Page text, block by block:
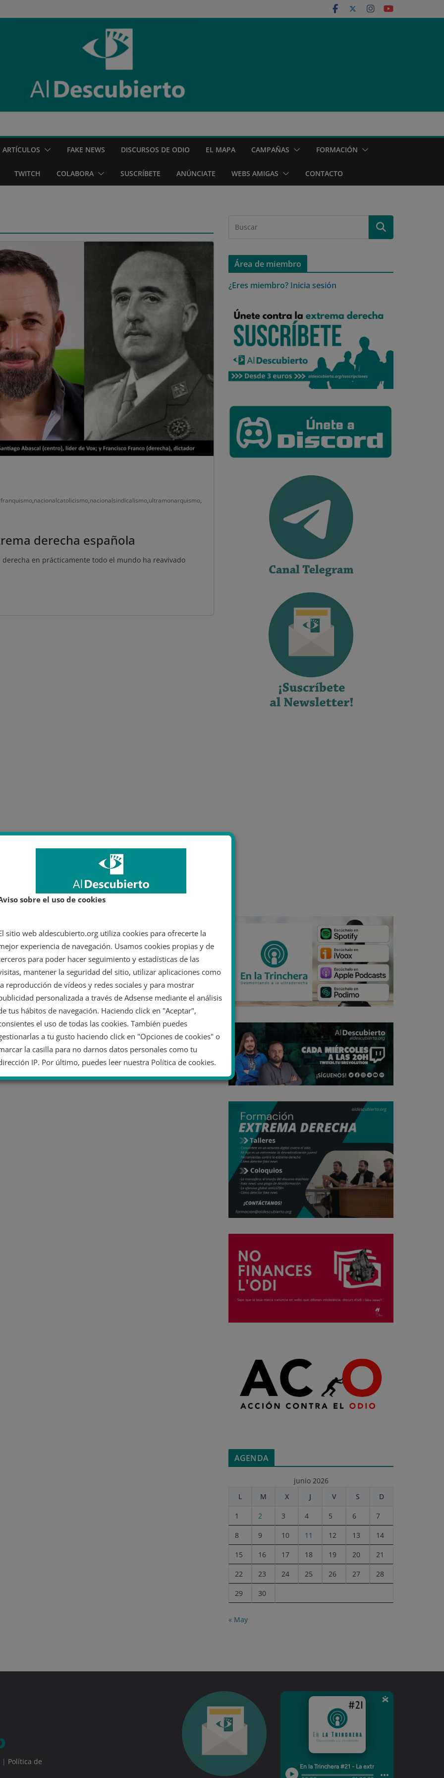
ARTÍCULOS FAKE NEWS DISCURSOS DE ODIO EL MAPA CAMPAÑAS FORMACIÓN
TWITCH COLABORA SUSCRÍBETE ANÚNCIATE WEBS AMIGAS CONTACTO
franquismo,nacionalcatolicismo,nacionalsindicalismo,ultramonarquismo,
derecha española
en prácticamente todo el mundo ha reavivado
Área de miembro
¿Eres miembro? Inicia sesión
AGENDA
junio 2026
L
M X J V S D
1 2 3 4 5 6 7
8 9 10 11 12 13 14
15 16 17 18 19 20 21
22 23 24 25 26 27 28
29 30
« May
| Política de
sobre el uso de cookies
sitio web aldescubierto.org utiliza cookies para ofrecerte la
experiencia de navegación. Usamos cookies propias y de
para poder hacer seguimiento y estadísticas de las
mantener la seguridad del sitio, utilizar aplicaciones como
reproducción de vídeos y redes sociales y para mostrar
personalizada a través de Adsense mediante el análisis
tus hábitos de navegación. Haciendo click en "Aceptar",
el uso de todas las cookies. También puedes
a tu gusto haciendo click en "Opciones de cookies" o
la casilla para no darnos datos personales como tu
IP. Por último, puedes leer nuestra Política de cookies.